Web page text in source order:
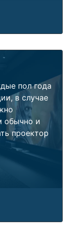
пол года
в случае
обычно и
проектор